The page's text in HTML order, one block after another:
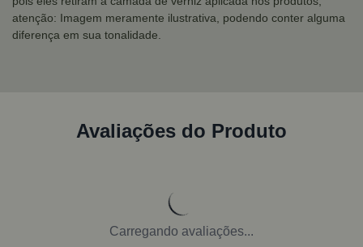
atenção: Imagem meramente ilustrativa, podendo conter alguma
diferença em sua tonalidade.
Avaliações do Produto
Carregando avaliações...